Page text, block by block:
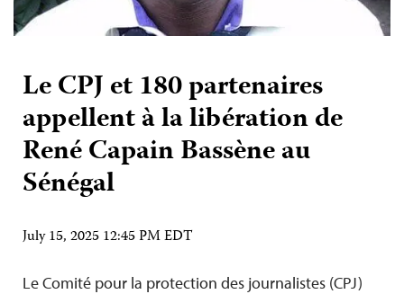
Le CPJ et 180 partenaires
appellent à la libération de
René Capain Bassène au
Sénégal
July 15, 2025 12:45 PM EDT
Le Comité pour la protection des journalistes (CPJ)